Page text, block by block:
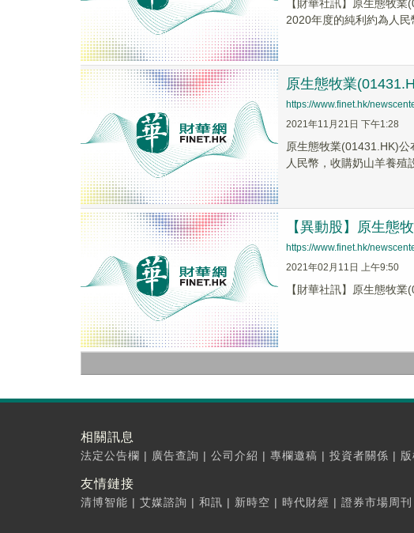
【財華社訊】原生態牧
2020年度的純利約為人民
原生態牧業
https://www.finet.hk/
2021年11月21日 下午1:28
原生態牧業(01431.HK)
人民幣，收購奶山羊養殖
【異動股】原生態
https://www.finet.hk/
2021年02月11日 上午9:50
【財華社訊】原生態牧
相關訊息
法定公告欄 | 廣告查詢 | 公司介紹 | 專欄邀稿 | 投資者關係 |
友情鏈接
清博智能 | 艾媒諮詢 | 和訊 | 新時空 | 時代財經 | 證券市場周刊